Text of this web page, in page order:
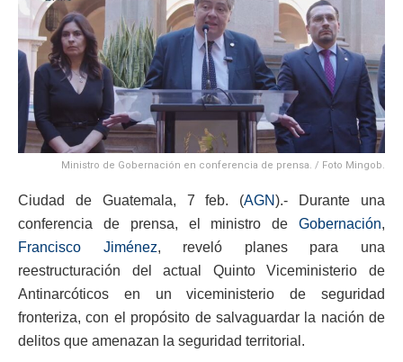
Ministro de Gobernación en conferencia de prensa. / Foto Mingob.
Ciudad de Guatemala, 7 feb. (AGN).- Durante una
conferencia de prensa, el ministro de Gobernación,
Francisco Jiménez, reveló planes para una
reestructuración del actual Quinto Viceministerio de
Antinarcóticos en un viceministerio de seguridad
fronteriza, con el propósito de salvaguardar la nación de
delitos que amenazan la seguridad territorial.